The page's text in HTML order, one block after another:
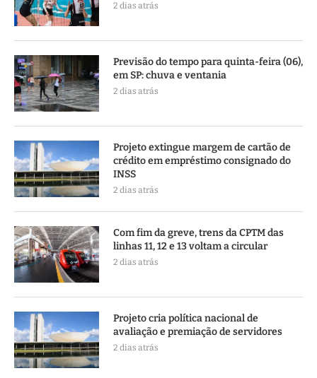
2 dias atrás
Previsão do tempo para quinta-feira (06),
em SP: chuva e ventania
2 dias atrás
Projeto extingue margem de cartão de
crédito em empréstimo consignado do
INSS
2 dias atrás
Com fim da greve, trens da CPTM das
linhas 11, 12 e 13 voltam a circular
2 dias atrás
Projeto cria política nacional de
avaliação e premiação de servidores
2 dias atrás